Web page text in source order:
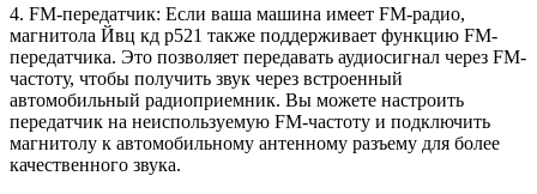
4. FM-передатчик: Если ваша машина имеет FM-радио,
магнитола Йвц кд р521 также поддерживает функцию FM-
передатчика. Это позволяет передавать аудиосигнал через FM-
частоту, чтобы получить звук через встроенный
автомобильный радиоприемник. Вы можете настроить
передатчик на неиспользуемую FM-частоту и подключить
магнитолу к автомобильному антенному разъему для более
качественного звука.